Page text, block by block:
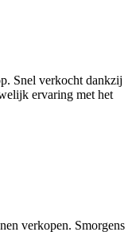
Snel verkocht dankzij
ervaring met het
verkopen. Smorgens